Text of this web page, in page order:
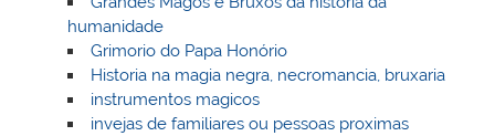
humanidade
Grimorio do Papa Honório
Historia na magia negra, necromancia, bruxaria
instrumentos magicos
invejas de familiares ou pessoas proximas